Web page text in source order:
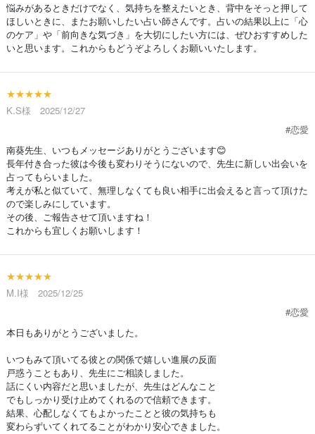
悩みがあるときだけでなく、気持ちを整えたいとき、背中をそっと押して
ほしいときに、またお願いしたい占い師さんです。占いの結果以上に「心
のケア」や「前向きな気づき」を大切にしたい方には、ぜひおすすめした
いと思います。これからもどうぞよろしくお願いいたします。
★★★★★
K.S様 2025/12/27
#恋愛
南葵先生、いつもメッセージありがとうございます😊
長年付き合った彼は今後も変わりそうにないので、先生に新しい出会いを
占ってもらいました。
考えが私と似ていて、無理しなくても良い相手に出会えると言って頂けた
ので楽しみにしています。
その後、ご報告させて頂いますね！
これからも宜しくお願いします！
★★★★★
M.I様 2025/12/25
#恋愛
本日もありがとうございました。
いつもみて頂いてる彼との関係で嬉しい進展の反面
戸惑うこともあり、先生にご相談しました。
話にくい内容だと思いましたが、先生はどんなこと
でもしっかり受け止めてくれるので信頼できます。
結果、心配しなくてもよかったことと彼の気持ちも
変わらずいてくれてることがわかり安心できました。